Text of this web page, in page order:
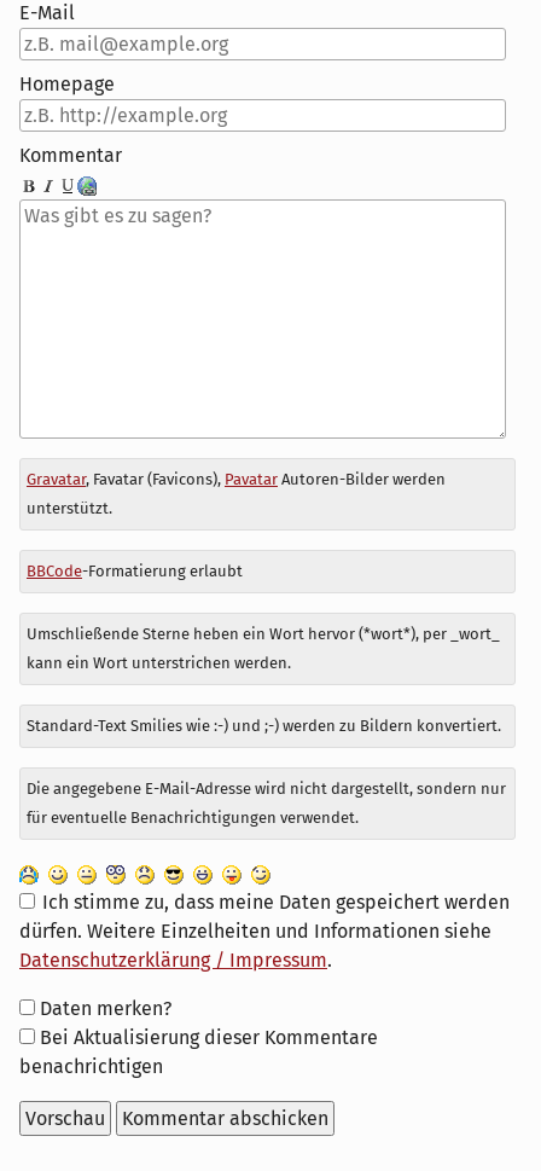
E-Mail
Homepage
Kommentar
Antwort
zu
Gravatar, Favatar (Favicons), PavatarAutoren-Bilder werden
unterstützt.
BBCode-Formatierung erlaubt
Umschließende Sterne heben ein Wort hervor (*wort*), per _wort_
kann ein Wort unterstrichen werden.
Standard-Text Smilies wie :-) und ;-) werden zu Bildern konvertiert.
Die angegebene E-Mail-Adresse wird nicht dargestellt, sondern nur
für eventuelle Benachrichtigungen verwendet.
Ich stimme zu, dass meine Daten gespeichert werden
dürfen. Weitere Einzelheiten und Informationen siehe
Datenschutzerklärung / Impressum.
Formular-
Optionen
Daten merken?
Bei Aktualisierung dieser Kommentare
benachrichtigen